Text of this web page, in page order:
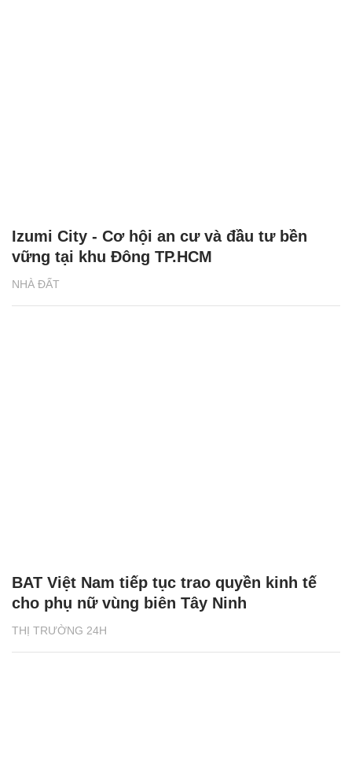
NHÀ ĐẤT
Izumi City - Cơ hội an cư và đầu tư bền
vững tại khu Đông TP.HCM
THỊ TRƯỜNG 24H
BAT Việt Nam tiếp tục trao quyền kinh tế
cho phụ nữ vùng biên Tây Ninh